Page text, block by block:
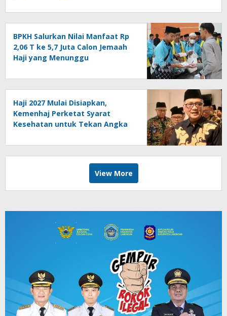
BPKH Salurkan Nilai Manfaat Rp
2,06 T ke 5,7 Juta Calon Jemaah
Haji yang Menunggu
Haji 2027 Mulai Disiapkan,
Kemenhaj Perketat Syarat
Kesehatan untuk Tekan Angka
View More